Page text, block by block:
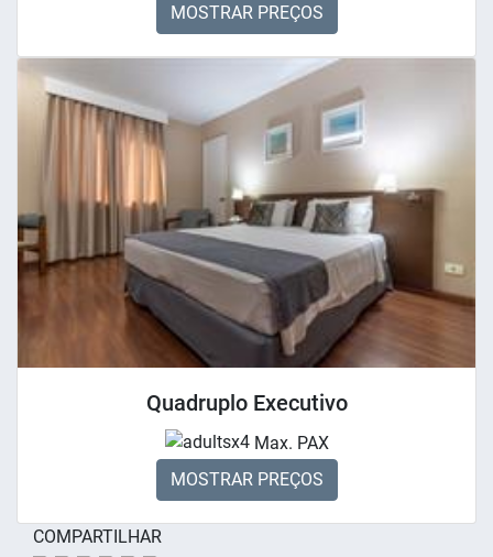
MOSTRAR PREÇOS
Quadruplo Executivo
x4 Max. PAX
MOSTRAR PREÇOS
COMPARTILHAR